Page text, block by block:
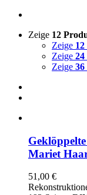
Zeige 12
Zeige
Zeige
Zeige
Mariet
51,00 €